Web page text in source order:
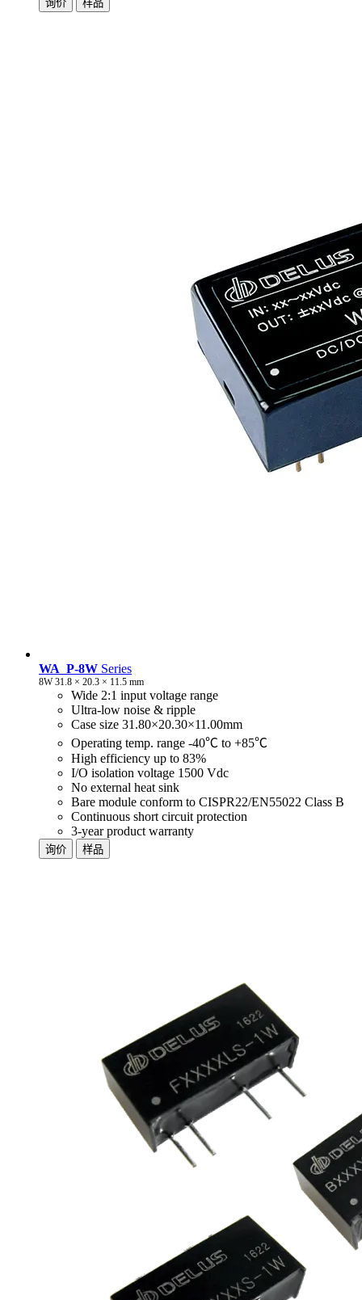
询价 样品
WA_P-8W Series
8W 31.8 × 20.3 × 11.5 mm
Wide 2:1 input voltage range
Ultra-low noise & ripple
Case size 31.80×20.30×11.00mm
Operating temp. range -40℃ to +85℃
High efficiency up to 83%
I/O isolation voltage 1500 Vdc
No external heat sink
Bare module conform to CISPR22/EN55022 Class B
Continuous short circuit protection
3-year product warranty
询价 样品